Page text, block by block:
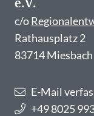
e.V.
c/o
Rathausplatz 2
83714 Miesbach
E-Mail
+49 8025